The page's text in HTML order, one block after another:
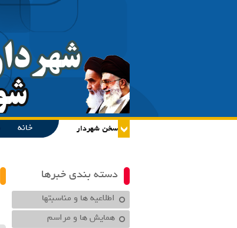
خانه
دسته بندی خبرها
اطلاعیه ها و مناسبتها
همایش ها و مراسم